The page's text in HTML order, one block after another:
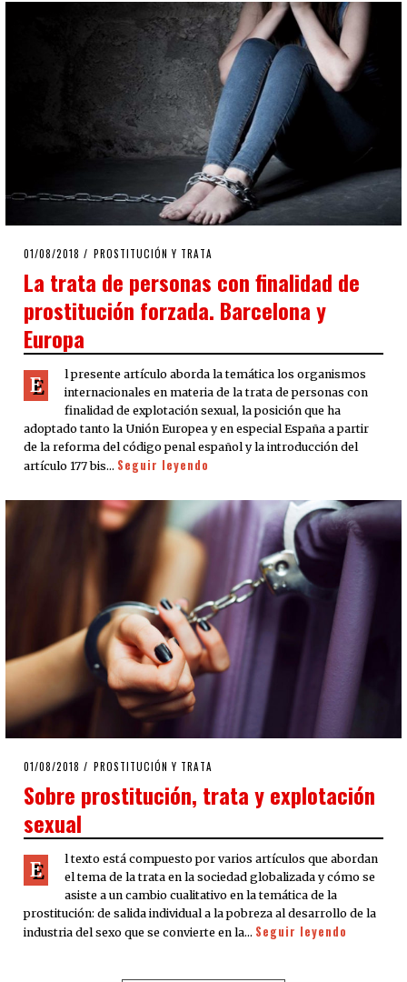
POSTED
01/08/2018 01/08/2018
PROSTITUCIÓN Y TRATA
La trata de personas con finalidad de
prostitución forzada. Barcelona y
Europa
E
l presente artículo aborda la temática los organismos
internacionales en materia de la trata de personas con
finalidad de explotación sexual, la posición que ha
adoptado tanto la Unión Europea y en especial España a partir
de la reforma del código penal español y la introducción del
artículo 177 bis… Seguir leyendo
POSTED
01/08/2018 PROSTITUCIÓN Y TRATA
Sobre prostitución, trata y explotación
sexual
E
l texto está compuesto por varios artículos que abordan
el tema de la trata en la sociedad globalizada y cómo se
asiste a un cambio cualitativo en la temática de la
prostitución: de salida individual a la pobreza al desarrollo de la
industria del sexo que se convierte en la… Seguir leyendo